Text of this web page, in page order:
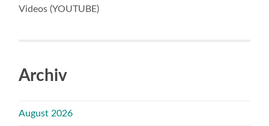
Videos (YOUTUBE)
Archiv
August 2026